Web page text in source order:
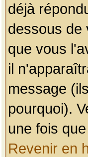
déjà
dessous de
que vous
il
message
pourquoi).
une fois
Revenir en